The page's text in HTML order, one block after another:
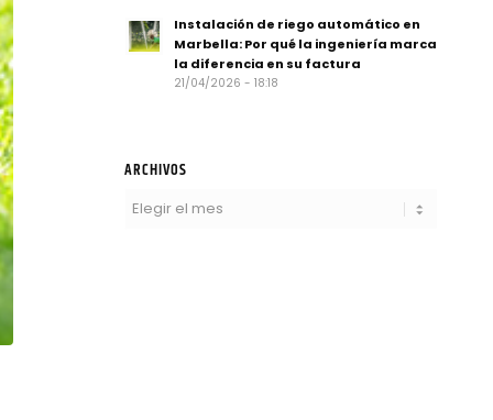
Instalación de riego automático en
Marbella: Por qué la ingeniería marca
la diferencia en su factura
21/04/2026 - 18:18
ARCHIVOS